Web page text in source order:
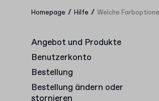
Homepage / Hilfe / Welche
Angebot und Produkte
Benutzerkonto
Bestellung
Bestellung ändern oder